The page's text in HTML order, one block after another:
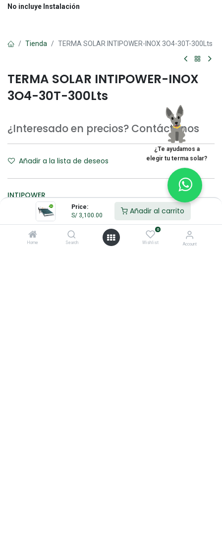
Price:
S/ 3,100.00 Añadir al carrito
Home Search
0
Wishlist Account
No incluye Instalación
Tienda TERMA SOLAR INTIPOWER-INOX 3O4-30T-300Lts
TERMA SOLAR INTIPOWER-INOX
3O4-30T-300Lts
¿Interesado en precios? Contáctanos
Añadir a la lista de deseos
INTIPOWER
Términos y Condiciones:
¿Te ayudamos a
elegir tu terma solar?